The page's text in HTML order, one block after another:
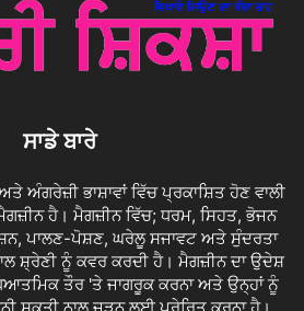
ਸਾਡੇ ਬਾਰੇ
ਅੰਗਰੇਜ਼ੀ ਭਾਸ਼ਾਵਾਂ ਵਿੱਚ ਪ੍ਰਕਾਸ਼ਿਤ ਹੋਣ ਵਾਲੀ
ਹੈ। ਮੈਗਜ਼ੀਨ ਵਿੱਚ; ਧਰਮ, ਸਿਹਤ, ਭੋਜਨ
ਪਾਲਣ-ਪੋਸ਼ਣ, ਘਰੇਲੂ ਸਜਾਵਟ ਅਤੇ ਸੁੰਦਰਤਾ
ਸ਼੍ਰੇਣੀ ਨੂੰ ਕਵਰ ਕਰਦੀ ਹੈ। ਮੈਗਜ਼ੀਨ ਦਾ ਉਦੇਸ਼
ਤੌਰ 'ਤੇ ਜਾਗਰੂਕ ਕਰਨਾ ਅਤੇ ਉਨ੍ਹਾਂ ਨੂੰ